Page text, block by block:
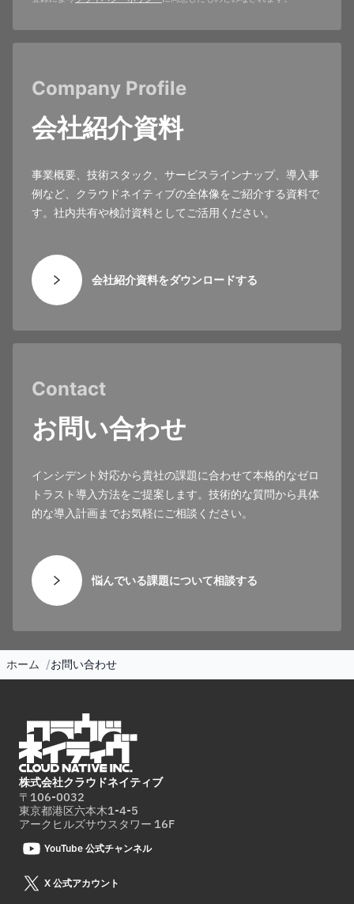
Company Profile
会社紹介資料
事業概要、技術スタック、サービスラインナップ、導入事
例など、クラウドネイティブの全体像をご紹介する資料で
す。社内共有や検討資料としてご活用ください。
会社紹介資料をダウンロードする
Contact
お問い合わせ
インシデント対応から貴社の課題に合わせて本格的なゼロ
トラスト導入方法をご提案します。技術的な質問から具体
的な導入計画までお気軽にご相談ください。
悩んでいる課題について相談する
ホーム お問い合わせ
株式会社クラウドネイティブ
〒106-0032
東京都港区六本木1-4-5
アークヒルズサウスタワー 16F
YouTube 公式チャンネル
X 公式アカウント